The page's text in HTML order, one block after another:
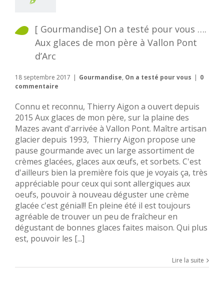
[ Gourmandise] On a testé pour vous ….
Aux glaces de mon père à Vallon Pont
d’Arc
18 septembre 2017 | Gourmandise, On a testé pour vous | 0
commentaire
Connu et reconnu, Thierry Aigon a ouvert depuis
2015 Aux glaces de mon père, sur la plaine des
Mazes avant d'arrivée à Vallon Pont. Maître artisan
glacier depuis 1993, Thierry Aigon propose une
pause gourmande avec un large assortiment de
crèmes glacées, glaces aux œufs, et sorbets. C'est
d'ailleurs bien la première fois que je voyais ça, très
appréciable pour ceux qui sont allergiques aux
oeufs, pouvoir à nouveau déguster une crème
glacée c'est génial!! En pleine été il est toujours
agréable de trouver un peu de fraîcheur en
dégustant de bonnes glaces faites maison. Qui plus
est, pouvoir les [...]
Lire la suite